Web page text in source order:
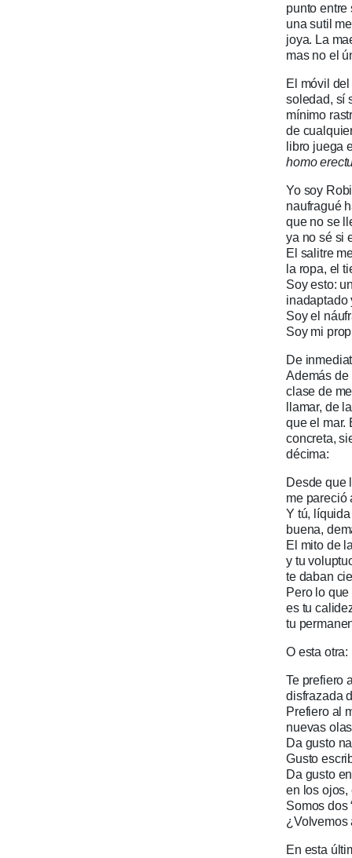
punto
una sutil
joya. La
mas no el
El móvil del
soledad, sí
mínimo
de
libro juega
homo
Yo soy
naufragué
que no se
ya no sé si
El salitre
la ropa, el
Soy esto:
inadaptado
Soy el
Soy mi
De
Además de
clase de
llamar, de
que el mar.
concreta,
décima:
Desde que
me pareció
Y tú,
buena,
El mito de
y tu
te daban
Pero lo
es tu
tu
O esta otra:
Te prefiero
disfrazada
Prefiero al
nuevas
Da gusto
Gusto
Da gusto
en los ojos,
Somos dos
¿Volvemos
En esta